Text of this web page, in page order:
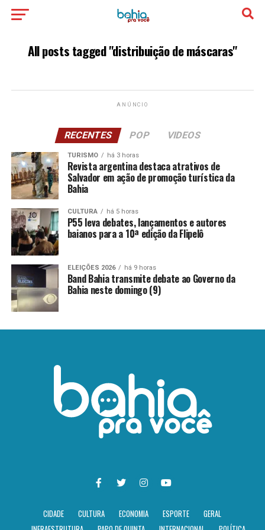
All posts tagged "distribuição de máscaras"
ANÚNCIO
RECENTES POP VIDEOS
TURISMO há 3 horas
Revista argentina destaca atrativos de
Salvador em ação de promoção turística da
Bahia
CULTURA há 5 horas
P55 leva debates, lançamentos e autores
baianos para a 10ª edição da Flipelô
ELEIÇÕES 2026 há 9 horas
Band Bahia transmite debate ao Governo da
Bahia neste domingo (9)
CIDADE CULTURA ECONOMIA ESPORTE
GERAL